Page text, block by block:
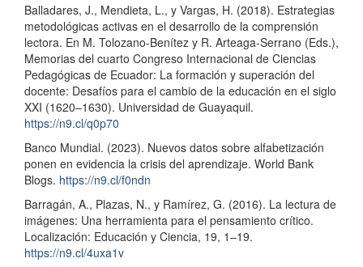
Balladares, J., Mendieta, L., y Vargas, H. (2018). Estrategias
metodológicas activas en el desarrollo de la comprensión
lectora. En M. Tolozano-Benítez y R. Arteaga-Serrano (Eds.),
Memorias del cuarto Congreso Internacional de Ciencias
Pedagógicas de Ecuador: La formación y superación del
docente: Desafíos para el cambio de la educación en el siglo
XXI (1620–1630). Universidad de Guayaquil.
https://n9.cl/q0p70
Banco Mundial. (2023). Nuevos datos sobre alfabetización
ponen en evidencia la crisis del aprendizaje. World Bank
Blogs. https://n9.cl/f0ndn
Barragán, A., Plazas, N., y Ramírez, G. (2016). La lectura de
imágenes: Una herramienta para el pensamiento crítico.
Localización: Educación y Ciencia, 19, 1–19.
https://n9.cl/4uxa1v